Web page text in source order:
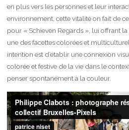
en plus vers les personnes et leur
environnement, cette vitalité on fait de
pour « Schieven Regards », lui offrant
une des facettes colorées et
intention est d’établir une connexion
colorée et festive de la vie dans le
penser spontanément à la couleur.